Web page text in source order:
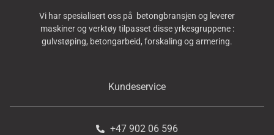
Vi har spesialisert oss på betongbransjen og leverer
maskiner og verktøy tilpasset disse yrkesgruppene :
gulvstøping, betongarbeid, forskaling og armering.
Kundeservice
+47 902 06 596